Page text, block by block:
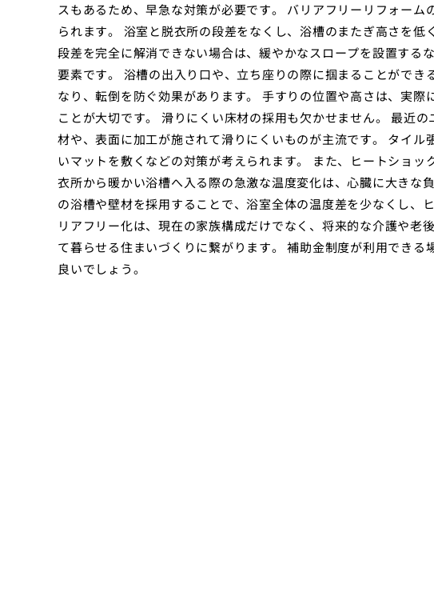
スもあるため、早急な対策が必要です。 バリアフリーリフォー
られます。 浴室と脱衣所の段差をなくし、浴槽のまたぎ高さを低
段差を完全に解消できない場合は、緩やかなスロープを設置する
要素です。 浴槽の出入り口や、立ち座りの際に掴まることができ
なり、転倒を防ぐ効果があります。 手すりの位置や高さは、実
ことが大切です。 滑りにくい床材の採用も欠かせません。 最近
材や、表面に加工が施されて滑りにくいものが主流です。 タイル
いマットを敷くなどの対策が考えられます。 また、ヒートショ
衣所から暖かい浴槽へ入る際の急激な温度変化は、心臓に大きな
の浴槽や壁材を採用することで、浴室全体の温度差を少なくし、
リアフリー化は、現在の家族構成だけでなく、将来的な介護や老
て暮らせる住まいづくりに繋がります。 補助金制度が利用でき
良いでしょう。